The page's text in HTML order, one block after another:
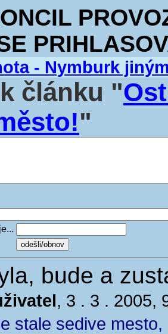
- Nymburk
článku "
"
bude a
, 3 . 3 . 2005,
stale sedive mesto,